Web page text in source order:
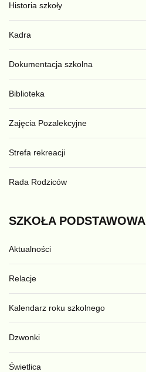
Historia szkoły
Kadra
Dokumentacja szkolna
Biblioteka
Zajęcia Pozalekcyjne
Strefa rekreacji
Rada Rodziców
SZKOŁA PODSTAWOWA
Aktualności
Relacje
Kalendarz roku szkolnego
Dzwonki
Świetlica